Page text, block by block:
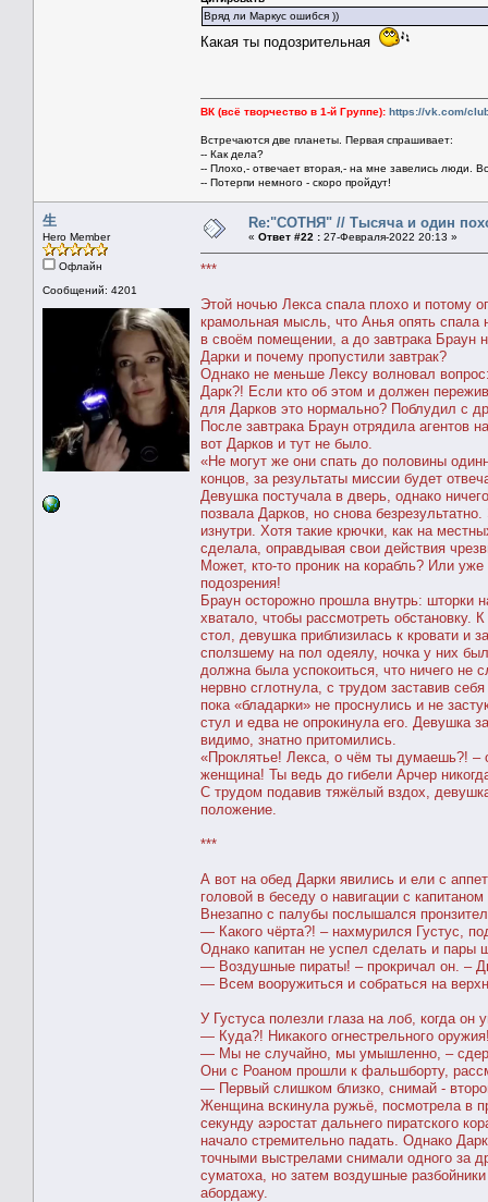
Вряд ли Маркус ошибся ))
Какая ты подозрительная
ВК (всё творчество в 1-й Группе): https://vk.com/
Встречаются две планеты. Первая спрашивает:
-- Как дела?
-- Плохо,- отвечает вторая,- на мне завелись люди.
-- Потерпи немного - скоро пройдут!
生
Hero Member
Офлайн
Сообщений: 4201
Re:"СОТНЯ" // Тысяча и один
« Ответ #22 : 27-Февраля-2022 20:13 »
***
Этой ночью Лекса спала плохо и потому
крамольная мысль, что Анья опять спала
в своём помещении, а до завтрака Браун
Дарки и почему пропустили завтрак?
Однако не меньше Лексу волновал
Дарк?! Если кто об этом и должен
для Дарков это нормально? Поблудил с
После завтрака Браун отрядила агентов
вот Дарков и тут не было.
«Не могут же они спать до половины
концов, за результаты миссии будет
Девушка постучала в дверь, однако
позвала Дарков, но снова
изнутри. Хотя такие крючки, как на
сделала, оправдывая свои действия
Может, кто-то проник на корабль? Или
подозрения!
Браун осторожно прошла внутрь: шторки
хватало, чтобы рассмотреть обстановку.
стол, девушка приблизилась к кровати и
сползшему на пол одеялу, ночка у них
должна была успокоиться, что ничего не
нервно сглотнула, с трудом заставив
пока «бладарки» не проснулись и не
стул и едва не опрокинула его. Девушка
видимо, знатно притомились.
«Проклятье! Лекса, о чём ты думаешь?! –
женщина! Ты ведь до гибели Арчер
С трудом подавив тяжёлый вздох,
положение.
***
А вот на обед Дарки явились и ели с
головой в беседу о навигации с
Внезапно с палубы послышался
— Какого чёрта?! – нахмурился Густус,
Однако капитан не успел сделать и
— Воздушные пираты! – прокричал он. –
— Всем вооружиться и собраться на
У Густуса полезли глаза на лоб, когда он
— Куда?! Никакого огнестрельного
— Мы не случайно, мы умышленно, –
Они с Роаном прошли к фальшборту,
— Первый слишком близко, снимай -
Женщина вскинула ружьё, посмотрела в
секунду аэростат дальнего пиратского
начало стремительно падать. Однако
точными выстрелами снимали одного за
суматоха, но затем воздушные
абордажу.